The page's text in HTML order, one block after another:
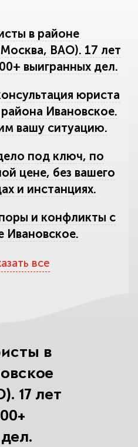
в районе
ВАО). 17 лет
выигранных дел.
юриста
Ивановское.
вашу ситуацию.
под ключ, по
цене, без вашего
и инстанциях.
и конфликты с
Ивановское.
Ивановского.
семью.
Ивановское:
ОСАГО и споры со
ущерб.
все
в
17 лет